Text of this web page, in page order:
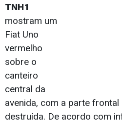
TNH1
mostram um
Fiat Uno
vermelho
sobre o
canteiro
central da
avenida, com a parte
destruída. De acordo com